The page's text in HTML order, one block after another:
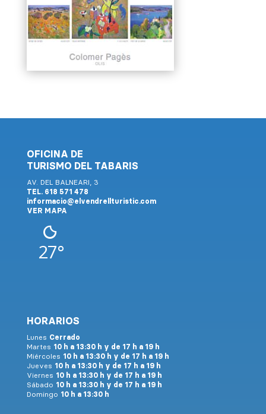
OFICINA DE
TURISMO DEL TABARIS
AV. DEL BALNEARI, 3
TEL. 618 571 478
informacio@elvendrellturistic.com
VER MAPA
27°
HORARIOS
Lunes Cerrado
Martes 10 h a 13:30 h y de 17 h a 19 h
Miércoles 10 h a 13:30 h y de 17 h a 19 h
Jueves 10 h a 13:30 h y de 17 h a 19 h
Viernes 10 h a 13:30 h y de 17 h a 19 h
Sábado 10 h a 13:30 h y de 17 h a 19 h
Domingo 10 h a 13:30 h